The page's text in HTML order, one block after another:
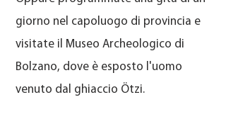
giorno nel capoluogo di provincia e
visitate il Museo Archeologico di
Bolzano, dove è esposto l'uomo
venuto dal ghiaccio Ötzi.